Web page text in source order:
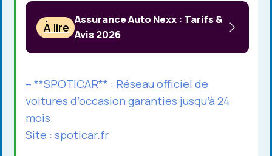
À lire
Assurance Auto Nexx : Tarifs &
Avis 2026
– **SPOTICAR** : Réseau officiel de
voitures d’occasion garanties jusqu’à 24
mois.
Site : spoticar.fr